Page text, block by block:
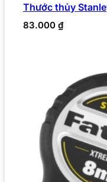
Thước thủy
83.000 ₫